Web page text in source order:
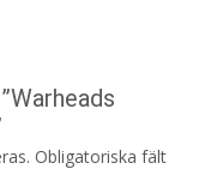
Obligatoriska fält